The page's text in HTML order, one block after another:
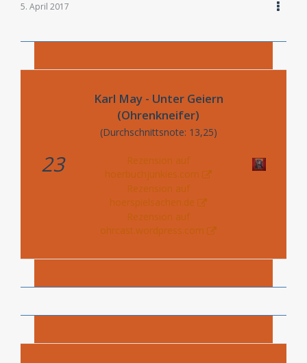
5. April 2017
23
Karl May - Unter Geiern
(Ohrenkneifer)
(Durchschnittsnote: 13,25)
Rezension auf
hoerbuchjunkies.com
Rezension auf
hoerspielsachen.de
Rezension auf
ohrcast.wordpress.com